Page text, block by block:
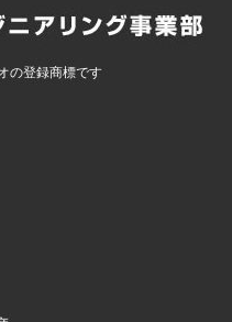
の登録商標です